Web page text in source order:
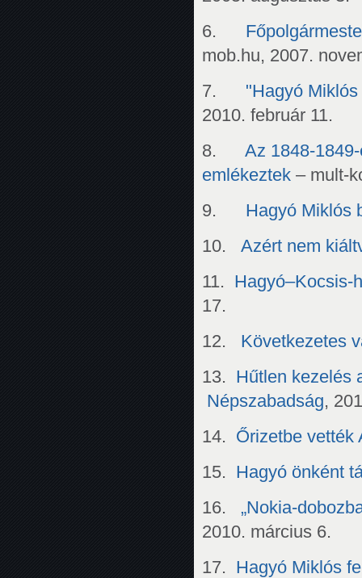
6.
mob.hu, 2007.
7. "Hagyó
2010. február 11.
8. Az 1848-
emlékeztek – mult-
9. Hagyó Miklós
10. Azért nem
11. Hagyó–Kocsis-
17.
12. Következetes
13. Hűtlen kezelés
Népszabadság,
14. Őrizetbe vették
15. Hagyó önként
16. „Nokia-
2010. március 6.
17. Hagyó Miklós